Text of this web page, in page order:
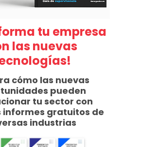
tu empresa
las nuevas
cómo las nuevas
pueden
tu sector con
informes gratuitos de
industrias